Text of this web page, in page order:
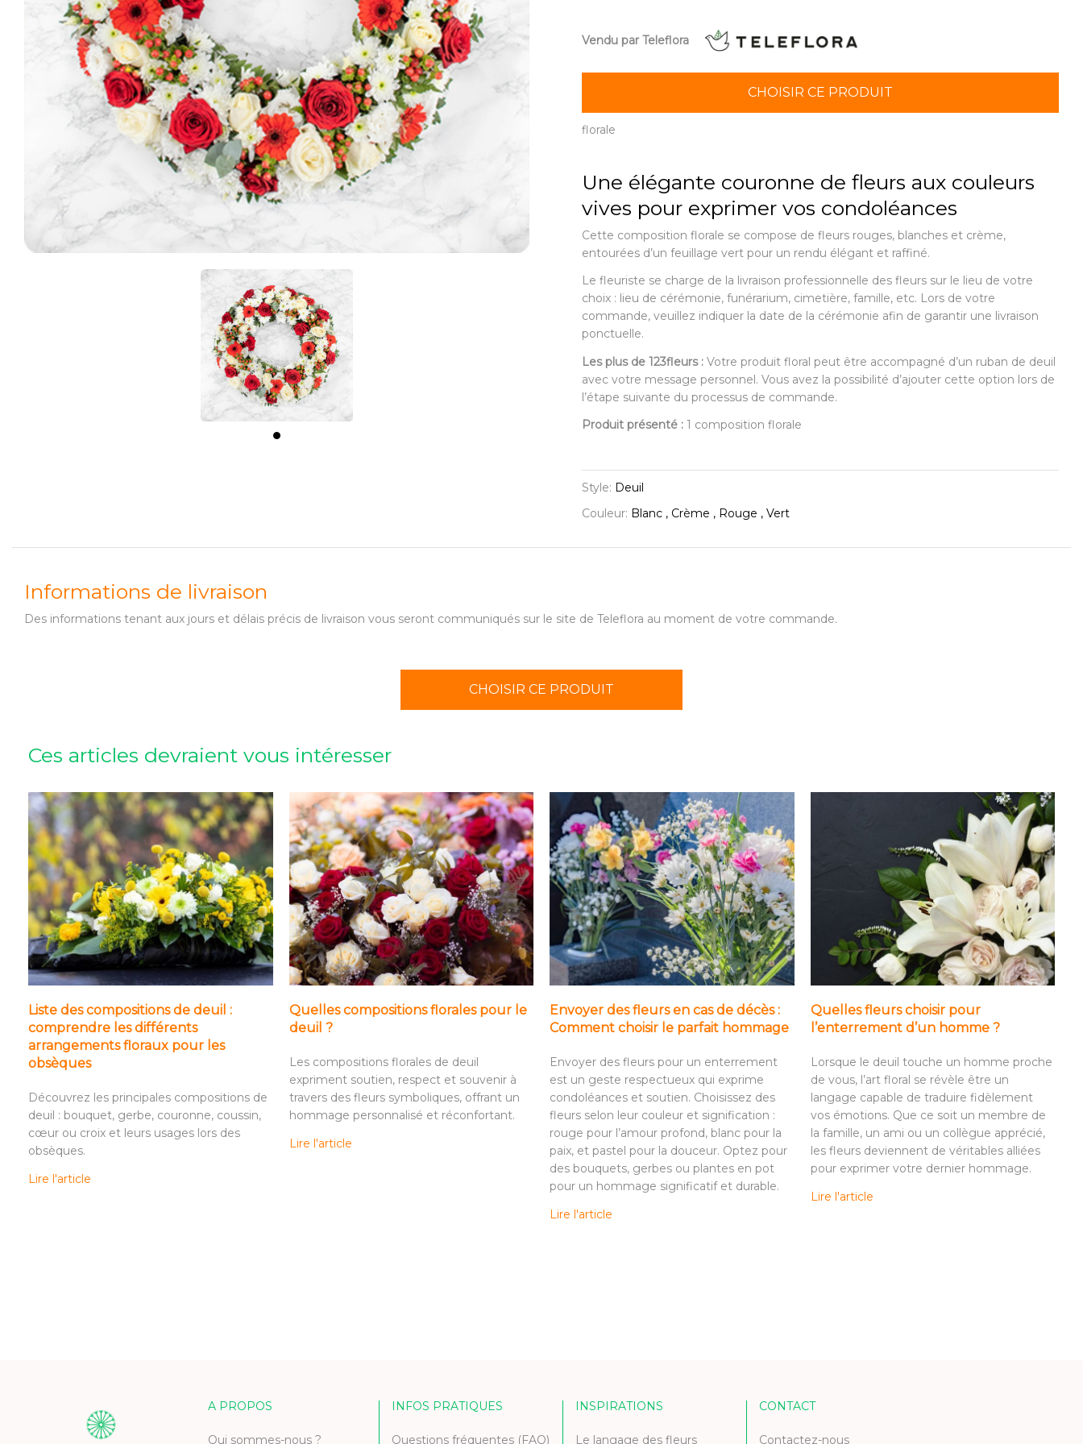
Vendu par Teleflora
CHOISIR CE PRODUIT
florale
Une élégante couronne de fleurs aux couleurs
vives pour exprimer vos condoléances
Cette composition florale se compose de fleurs rouges, blanches et crème,
entourées d’un feuillage vert pour un rendu élégant et raffiné.
Le fleuriste se charge de la livraison professionnelle des fleurs sur le lieu de votre
choix : lieu de cérémonie, funérarium, cimetière, famille, etc. Lors de votre
commande, veuillez indiquer la date de la cérémonie afin de garantir une livraison
ponctuelle.
Les plus de 123fleurs : Votre produit floral peut être accompagné d’un ruban de deuil
avec votre message personnel. Vous avez la possibilité d’ajouter cette option lors de
l’étape suivante du processus de commande.
Produit présenté : 1 composition florale
Style: Deuil
Couleur: Blanc , Crème , Rouge , Vert
Informations de livraison
Des informations tenant aux jours et délais précis de livraison vous seront communiqués sur le site de Teleflora au moment de votre commande.
CHOISIR CE PRODUIT
Ces articles devraient vous intéresser
Liste des compositions de deuil :
comprendre les différents
arrangements floraux pour les
obsèques
Découvrez les principales compositions de
deuil : bouquet, gerbe, couronne, coussin,
cœur ou croix et leurs usages lors des
obsèques.
Lire l'article
Quelles compositions florales pour le
deuil ?
Les compositions florales de deuil
expriment soutien, respect et souvenir à
travers des fleurs symboliques, offrant un
hommage personnalisé et réconfortant.
Lire l'article
Envoyer des fleurs en cas de décès :
Comment choisir le parfait hommage
Envoyer des fleurs pour un enterrement
est un geste respectueux qui exprime
condoléances et soutien. Choisissez des
fleurs selon leur couleur et signification :
rouge pour l’amour profond, blanc pour la
paix, et pastel pour la douceur. Optez pour
des bouquets, gerbes ou plantes en pot
pour un hommage significatif et durable.
Lire l'article
Quelles fleurs choisir pour
l’enterrement d’un homme ?
Lorsque le deuil touche un homme proche
de vous, l’art floral se révèle être un
langage capable de traduire fidèlement
vos émotions. Que ce soit un membre de
la famille, un ami ou un collègue apprécié,
les fleurs deviennent de véritables alliées
pour exprimer votre dernier hommage.
Lire l'article
A PROPOS
Qui sommes-nous ?
INFOS PRATIQUES
Questions fréquentes (FAQ)
INSPIRATIONS
Le langage des fleurs
CONTACT
Contactez-nous